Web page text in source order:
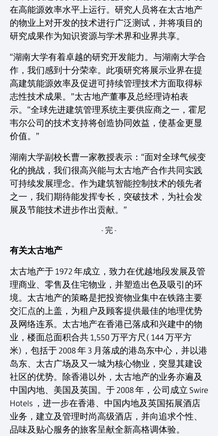
在高能源效率水平上运行。研究人员将在太古地产
的物业上对开发的技术进行广泛测试，并将项目的
研究成果作为知识资源与学术界和业界共享。
“湖南大学有着卓越的研究开发能力。与湖南大学合
作，我们感到十分荣幸。此项研究将展示业界在提
高建筑能源效率及促进可持续管理技术方面取得标
志性技术成果。”太古地产董事及总经理诗柏表
示。“全球先进建筑管理系统主要供应商之一，霍尼
韦尔公司的技术支持将创造协同效益，使基金更显
价值。”
湖南大学副校长曹一家教授表示：“面对全球气候变
化的挑战，我们很高兴能与太古地产合作共同实践
可持续发展理念。作为建筑智能控制技术的领先者
之一，我们期待能发挥专长，突破技术，为社会发
展及节能技术进步作出贡献。”
- 完 -
有关太古地产
太古地产于 1972 年成立，致力在优越地段发展及管
理商业、零售及住宅物业，并塑造出色及吸引的环
境。太古地产的策略是把投资物业集中在铁路主要
交汇点的上盖，为租户及顾客提供最佳的地理优势
及网络连系。太古地产在香港已落成和兴建中的物
业，楼面总面积合共 1,550 万平方尺( 144 万平方
米)，包括于 2008 年 3 月落成的港岛东中心，并以港
岛东、太古广场及又一城为核心物业，突显其建设
社区的优势。除香港以外，太古地产的业务亦遍及
中国内地、美国及英国。于 2008 年，公司成立 Swire
Hotels ，进一步在香港、中国内地及英国拓展酒店
业务，建立及管理时尚高级酒店，并向追求个性、
品味及贴心服务的旅客呈献全新高格调体验。